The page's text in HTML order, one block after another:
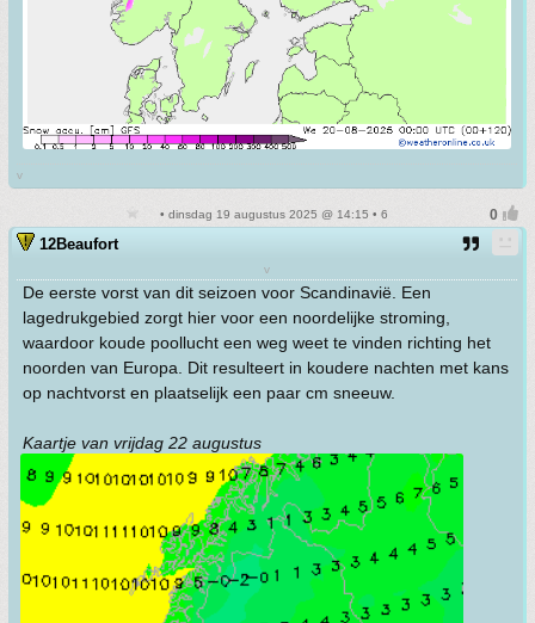
v
• dinsdag 19 augustus 2025 @ 14:15 • 6
12Beaufort
v
De eerste vorst van dit seizoen voor Scandinavië. Een
lagedrukgebied zorgt hier voor een noordelijke stroming,
waardoor koude poollucht een weg weet te vinden richting het
noorden van Europa. Dit resulteert in koudere nachten met kans
op nachtvorst en plaatselijk een paar cm sneeuw.
Kaartje van vrijdag 22 augustus